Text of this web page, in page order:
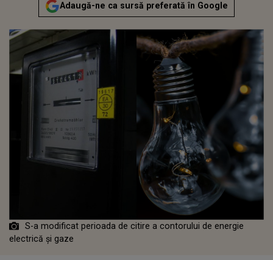
Adaugă-ne ca sursă preferată în Google
S-a modificat perioada de citire a contorului de energie
electrică și gaze